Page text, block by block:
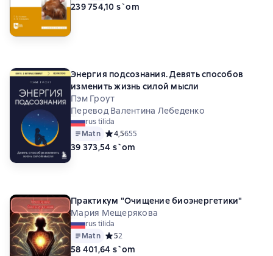
239 754,10 s`om
Энергия подсознания. Девять способов
изменить жизнь силой мысли
Пэм Гроут
Перевод Валентина Лебеденко
rus tilida
Matn Средний рейтинг 4,5 на основе 655 оценок
4,5655
39 373,54 s`om
Практикум "Очищение биоэнергетики"
Мария Мещерякова
rus tilida
Matn Средний рейтинг 5 на основе 2 оценок
52
58 401,64 s`om